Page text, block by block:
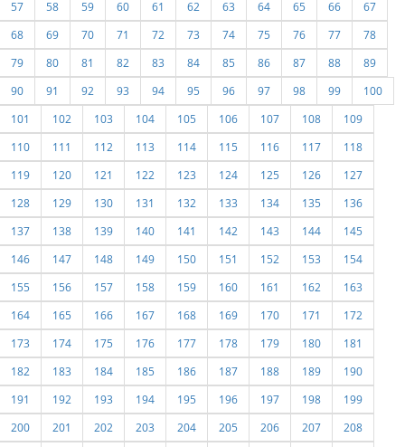
57
58 59 60 61 62 63 64 65 66
67
68
69 70 71 72 73 74 75 76 77
78
79
80 81 82 83 84 85 86 87 88
89
90
91 92 93 94 95 96 97 98 99
100
101
102 103 104 105 106 107 108
109
110
111 112 113 114 115 116 117
118
119
120 121 122 123 124 125 126
127
128
129 130 131 132 133 134 135
136
137
138 139 140 141 142 143 144
145
146
147 148 149 150 151 152 153
154
155
156 157 158 159 160 161 162
163
164
165 166 167 168 169 170 171
172
173
174 175 176 177 178 179 180
181
182
183 184 185 186 187 188 189
190
191
192 193 194 195 196 197 198
199
200
201 202 203 204 205 206 207
208